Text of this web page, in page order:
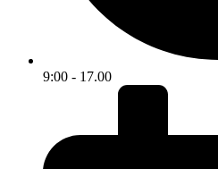
9:00 - 17.00